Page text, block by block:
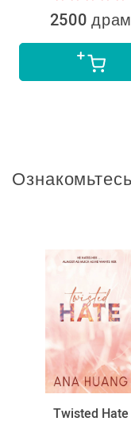
2500 драм
Twisted Hate